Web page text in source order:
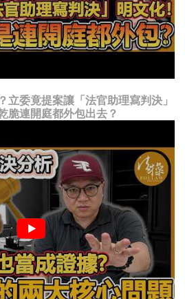
立委竟提案讓「法官助理寫判決」
脆連開庭都外包出去？